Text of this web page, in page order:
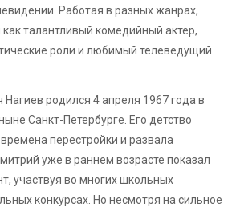
Работая в разных жанрах,
талантливый комедийный актер,
роли и любимый телеведущий
родился 4 апреля 1967 года в
Санкт-Петербурге. Его детство
перестройки и развала
уже в раннем возрасте показал
участвуя во многих школьных
конкурсах. Но несмотря на сильное